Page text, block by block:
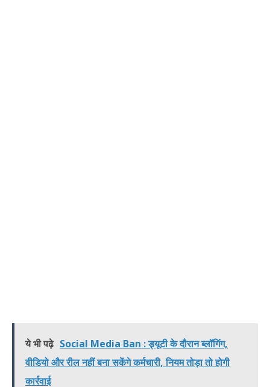
ये भी पढ़े Social Media Ban : ड्यूटी के दौरान ब्लॉगिंग,
वीडियो और रील नहीं बना सकेंगे कर्मचारी, नियम तोड़ा तो होगी
कार्रवाई